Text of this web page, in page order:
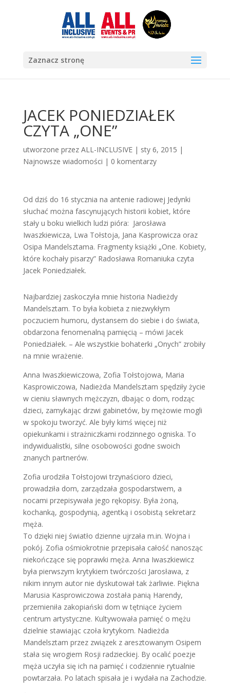
Zaznacz stronę
JACEK PONIEDZIAŁEK
CZYTA „ONE”
utworzone przez ALL-INCLUSIVE| sty 6, 2015 |
Najnowsze wiadomości | 0 komentarzy
Od dziś do 16 stycznia na antenie radiowej Jedynki
słuchać można fascynujących historii kobiet, które
stały u boku wielkich ludzi pióra: Jarosława
Iwaszkiewicza, Lwa Tołstoja, Jana Kasprowicza oraz
Osipa Mandelsztama. Fragmenty książki „One. Kobiety,
które kochały pisarzy” Radosława Romaniuka czyta
Jacek Poniedziałek.
Najbardziej zaskoczyła mnie historia Nadieżdy
Mandelsztam. To była kobieta z niezwykłym
poczuciem humoru, dystansem do siebie i do świata,
obdarzona fenomenalną pamięcią – mówi Jacek
Poniedziałek. – Ale wszystkie bohaterki „Onych” zrobiły
na mnie wrażenie.
Anna Iwaszkiewiczowa, Zofia Tołstojowa, Maria
Kasprowiczowa, Nadieżda Mandelsztam spędziły życie
w cieniu sławnych mężczyzn, dbając o dom, rodząc
dzieci, zamykając drzwi gabinetów, by mężowie mogli
w spokoju tworzyć. Ale były kimś więcej niż
opiekunkami i strażniczkami rodzinnego ogniska. To
indywidualistki, silne osobowości godne swoich
znanych partnerów.
Zofia urodziła Tołstojowi trzynaścioro dzieci,
prowadziła dom, zarządzała gospodarstwem, a
nocami przepisywała jego rękopisy. Była żoną,
kochanką, gospodynią, agentką i osobistą sekretarz
męża.
To dzięki niej światło dzienne ujrzała m.in. Wojna i
pokój. Zofia ośmiokrotnie przepisała całość nanosząc
niekończące się poprawki męża. Anna Iwaszkiewicz
była pierwszym krytykiem twórczości Jarosława, z
nikim innym autor nie dyskutował tak żarliwie. Piękna
Marusia Kasprowiczowa została panią Harendy,
przemieniła zakopiański dom w tętniące życiem
centrum artystyczne. Kultywowała pamięć o mężu
dzielnie stawiając czoła krytykom. Nadieżda
Mandelsztam przez związek z aresztowanym Osipem
stała się wrogiem Rosji radzieckiej. By ocalić poezje
męża uczyła się ich na pamięć i codziennie rytualnie
powtarzała. Po latach spisała je i wydała na Zachodzie.